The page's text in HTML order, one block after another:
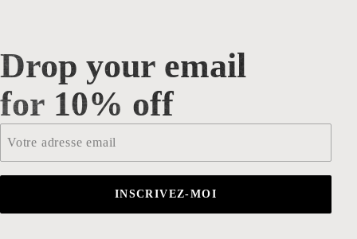
Drop your email for 10% off
Drop your email
for 10% off
INSCRIVEZ-MOI